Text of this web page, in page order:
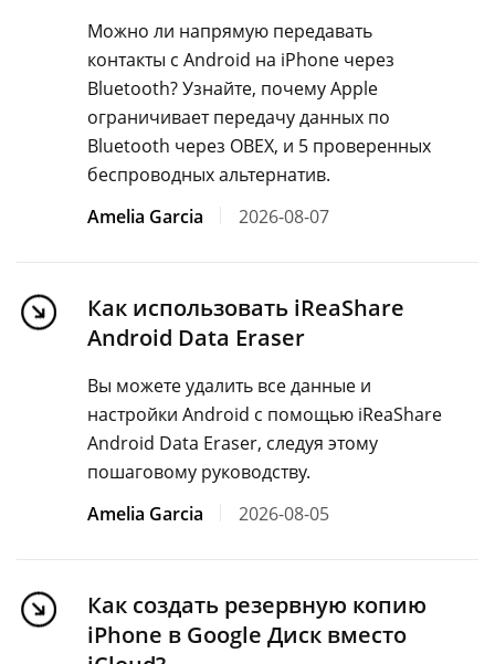
Можно ли напрямую передавать
контакты с Android на iPhone через
Bluetooth? Узнайте, почему Apple
ограничивает передачу данных по
Bluetooth через OBEX, и 5 проверенных
беспроводных альтернатив.
Amelia Garcia
2026-08-07
Как использовать iReaShare
Android Data Eraser
Вы можете удалить все данные и
настройки Android с помощью iReaShare
Android Data Eraser, следуя этому
пошаговому руководству.
Amelia Garcia
2026-08-05
Как создать резервную копию
iPhone в Google Диск вместо